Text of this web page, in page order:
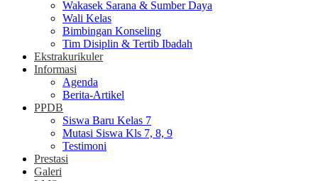
Wakasek Sarana & Sumber Daya
Wali Kelas
Bimbingan Konseling
Tim Disiplin & Tertib Ibadah
Ekstrakurikuler
Informasi
Agenda
Berita-Artikel
PPDB
Siswa Baru Kelas 7
Mutasi Siswa Kls 7, 8, 9
Testimoni
Prestasi
Galeri